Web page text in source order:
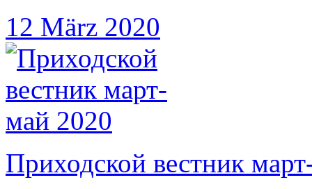
12 März 2020
Приходской вестник